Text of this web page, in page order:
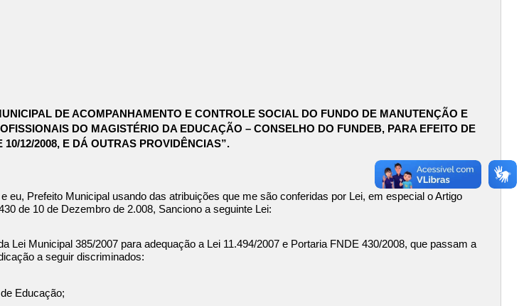
DE ACOMPANHAMENTO E CONTROLE SOCIAL DO FUNDO DE MANUTENÇÃO E
DO MAGISTÉRIO DA EDUCAÇÃO – CONSELHO DO FUNDEB, PARA EFEITO DE
12/2008, E DÁ OUTRAS PROVIDÊNCIAS”.
Prefeito Municipal usando das atribuições que me são conferidas por Lei, em especial o Artigo
de 10 de Dezembro de 2.008, Sanciono a seguinte Lei:
Lei Municipal 385/2007 para adequação a Lei 11.494/2007 e Portaria FNDE 430/2008, que passam a
a seguir discriminados:
Educação;